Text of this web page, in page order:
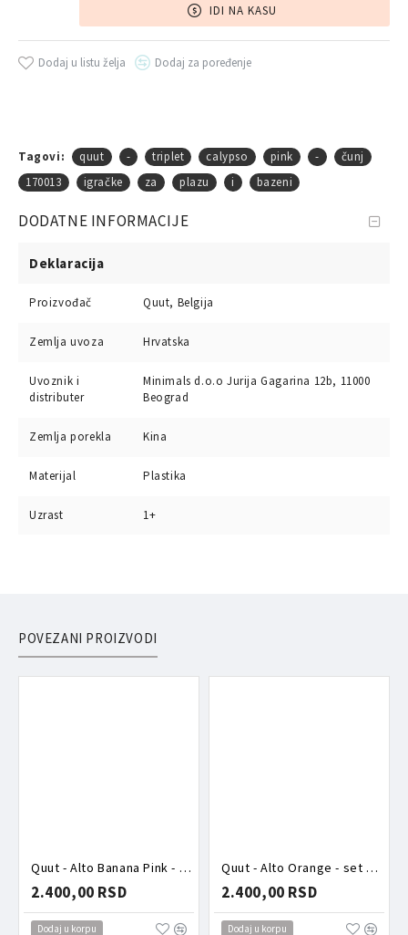
IDI NA KASU
Dodaj u listu želja Dodaj za poređenje
Tagovi: quut - triplet calypso pink -
čunj
170013
igračke za plazu i bazeni
DODATNE INFORMACIJE
Deklaracija
Proizvođač Quut, Belgija
Zemlja uvoza Hrvatska
Uvoznik i
distributer
Minimals d.o.o Jurija Gagarina 12b, 11000
Beograd
Zemlja porekla Kina
Materijal Plastika
Uzrast 1+
POVEZANI PROIZVODI
Quut - Alto Banana Pink - set za pravljenje piramida od peska i snega
2.400,00 RSD
Dodaj u korpu
Quut - Alto Orange - set za pravljenje piramida od peska i snega
2.400,00 RSD
Dodaj u korpu